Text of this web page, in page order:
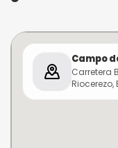
Campo
Carretera
Riocerezo,